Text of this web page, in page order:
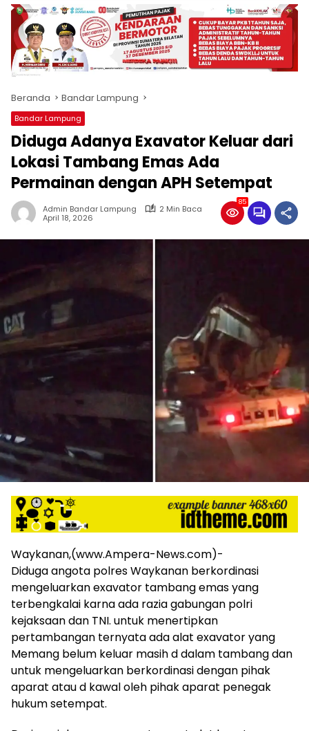
produk
antara
lain
mampu
menjadi
komunikasi
usaha
(beriklan),
fokus
pada
pemberitaan
nasional
maupun
international,
dinamis,
memiliki
kisaran
harga
iklan
yang
relatif
maupun
media
siber
lainnya,
Koran
dan
media
siber
lebih
eksklusif,
bergaya
trendi,
mengandung
unsur
edukasi,
gaya
hiburan,
bebas
Beranda Bandar Lampung
Bandar Lampung
Diduga Adanya Exavator Keluar dari
Lokasi Tambang Emas Ada
Permainan dengan APH Setempat
Admin Bandar Lampung
2 Min Baca
April 18, 2026
85
Waykanan,(www.Ampera-News.com)-
Diduga angota polres Waykanan berkordinasi
mengeluarkan exavator tambang emas yang
terbengkalai karna ada razia gabungan polri
kejaksaan dan TNI. untuk menertipkan
pertambangan ternyata ada alat exavator yang
Memang belum keluar masih d dalam tambang dan
untuk mengeluarkan berkordinasi dengan pihak
aparat atau d kawal oleh pihak aparat penegak
hukum setempat.